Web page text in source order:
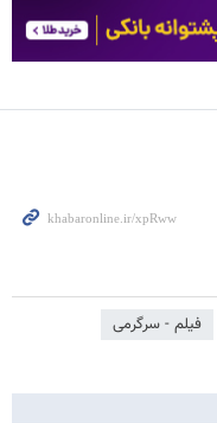
فیلم - سرگرمی